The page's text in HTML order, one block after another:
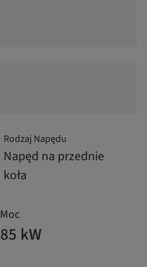
Rodzaj Napędu
Napęd na przednie
koła
Moc
85 kW